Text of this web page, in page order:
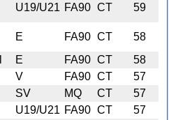
U19/U21 FA90 CT 59
E FA90 CT
58
E FA90 CT
58
V FA90 CT
57
SV MQ CT
57
U19/U21 FA90 CT
57